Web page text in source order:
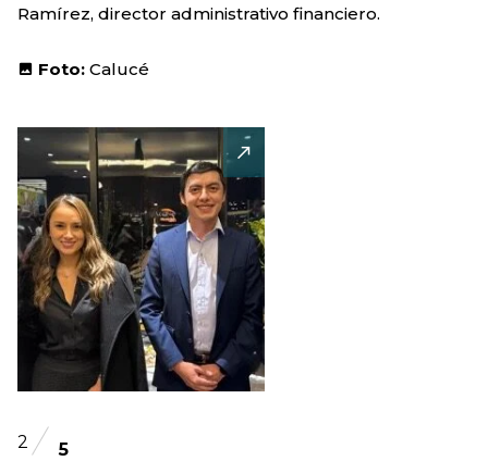
Ramírez, director administrativo financiero.
Foto: Calucé
2 5